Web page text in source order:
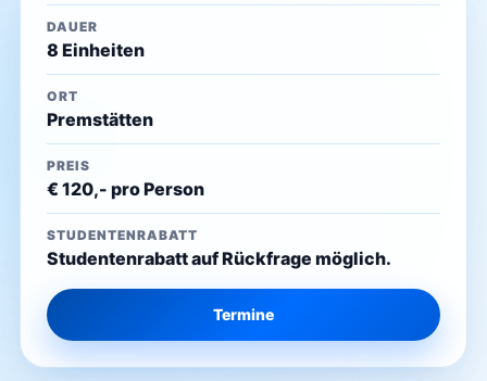
DAUER
8 Einheiten
ORT
Premstätten
PREIS
€ 120,- pro Person
STUDENTENRABATT
Studentenrabatt auf Rückfrage möglich.
Termine